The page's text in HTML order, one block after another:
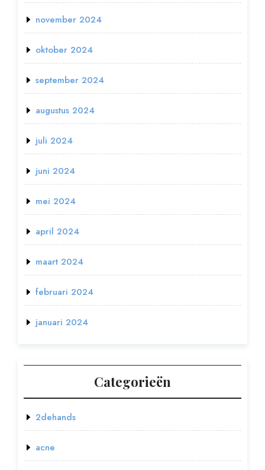
november 2024
oktober 2024
september 2024
augustus 2024
juli 2024
juni 2024
mei 2024
april 2024
maart 2024
februari 2024
januari 2024
Categorieën
2dehands
acne